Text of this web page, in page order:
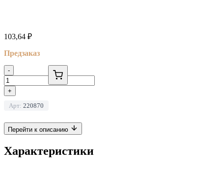
103,64 ₽
Предзаказ
-
+
Арт: 220870
Перейти к описанию
Характеристики